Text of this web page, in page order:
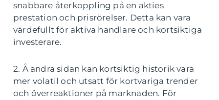
snabbare återkoppling på en akties
prestation och prisrörelser. Detta kan vara
värdefullt för aktiva handlare och kortsiktiga
investerare.
2. Å andra sidan kan kortsiktig historik vara
mer volatil och utsatt för kortvariga trender
och överreaktioner på marknaden. För